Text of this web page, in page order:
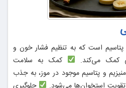
است که به تنظیم فشار خون و
کمک می‌کند.
کمک به سلامت
و پتاسیم موجود در موز، به جذب